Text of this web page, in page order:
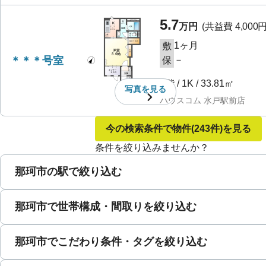
＊＊＊号室
写真を見る
5.7万円 (共益費 4,000円
敷 1ヶ月
保 －
1階/ 1K /33.81㎡
ハウスコム 水戸駅前店
今の検索条件で物件(243件)を見る
条件を絞り込みませんか？
那珂市の駅で絞り込む
那珂市で世帯構成・間取りを絞り込む
那珂市でこだわり条件・タグを絞り込む